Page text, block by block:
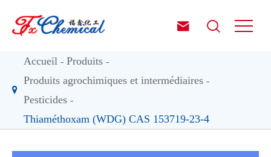
 
Accueil
Produits
Produits agrochimiques et intermédiaires
Pesticides
Thiaméthoxam (WDG) CAS 153719-23-4